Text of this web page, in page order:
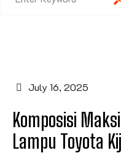
July 16, 2025
Komposisi
Lampu Toyota